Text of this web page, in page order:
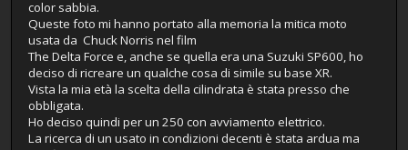
color sabbia.
Queste foto mi hanno portato alla memoria la mitica moto
usata da Chuck Norris nel film
The Delta Force e, anche se quella era una Suzuki SP600, ho
deciso di ricreare un qualche cosa di simile su base XR.
Vista la mia età la scelta della cilindrata è stata presso che
obbligata.
Ho deciso quindi per un 250 con avviamento elettrico.
La ricerca di un usato in condizioni decenti è stata ardua ma